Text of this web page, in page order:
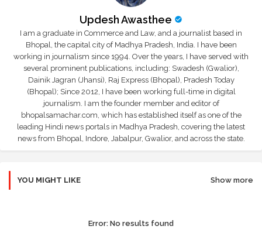
Updesh Awasthee
I am a graduate in Commerce and Law, and a journalist based in
Bhopal, the capital city of Madhya Pradesh, India. I have been
working in journalism since 1994. Over the years, I have served with
several prominent publications, including: Swadesh (Gwalior),
Dainik Jagran (Jhansi), Raj Express (Bhopal), Pradesh Today
(Bhopal); Since 2012, I have been working full-time in digital
journalism. I am the founder member and editor of
bhopalsamachar.com, which has established itself as one of the
leading Hindi news portals in Madhya Pradesh, covering the latest
news from Bhopal, Indore, Jabalpur, Gwalior, and across the state.
YOU MIGHT LIKE Show more
Error: No results found